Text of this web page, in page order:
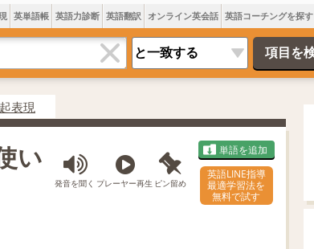
英単語帳 英語力診断 英語翻訳 オンライン英会話 英語コーチングを探す
表現
い
発音を聞く プレーヤー再生 ピン留め
単語を追加
英語LINE指導
最適学習法を
無料で試す